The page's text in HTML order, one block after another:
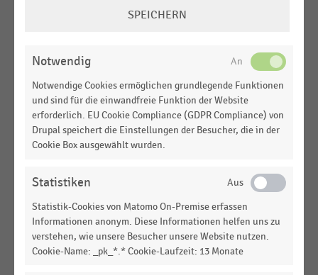
Heimwerker- sowie Gartenbedarf in Deutschland
nach Umsatz (2019)
E-COMMERCE|STATISTIK
Top 10 der größten Online-Shops für Bau- und
Heimwerker- sowie Gartenbedarf in Deutschland
nach Umsatz (2016)
E-COMMERCE
Top 10 der größten Online-Shops für Bau- und
Heimwerker- sowie Gartenbedarf in Deutschland
nach Umsatz (2017)
E-COMMERCE|STATISTIK
Shopping-CenterSPEICHERN
Notwendig
Notwendige Cookies ermöglichen grundlegende Funktionen
und sind für die einwandfreie Funktion der Website
erforderlich. EU Cookie Compliance (GDPR Compliance) von
Drupal speichert die Einstellungen der Besucher, die in der
Cookie Box ausgewählt wurden.
Statistiken
Statistik-Cookies von Matomo On-Premise erfassen
Informationen anonym. Diese Informationen helfen uns zu
verstehen, wie unsere Besucher unsere Website nutzen.
Cookie-Name: _pk_*.* Cookie-Laufzeit: 13 Monate